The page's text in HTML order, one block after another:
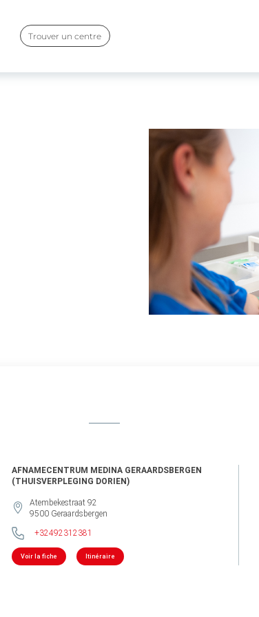
Trouver un centre
AFNAMECENTRUM MEDINA GERAARDSBERGEN
(THUISVERPLEGING DORIEN)
Atembekestraat 92
9500 Geraardsbergen
+32492312381
Voir la fiche Itinéraire